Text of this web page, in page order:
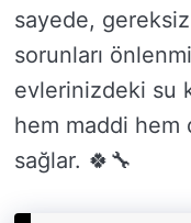
sayede,
sorunları
evlerinizdeki su
hem maddi hem
sağlar. 🍀🔧